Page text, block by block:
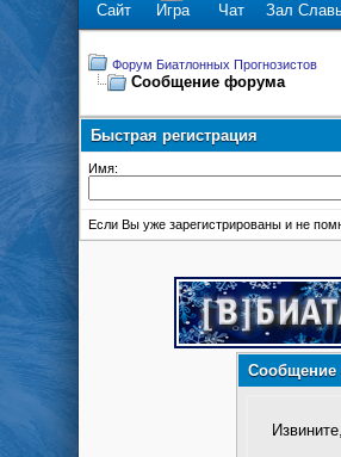
Сайт Игра Чат Зал
Форум Биатлонных Прогнозистов
Сообщение форума
Быстрая регистрация
Имя:
Если Вы уже зарегистрированы и не